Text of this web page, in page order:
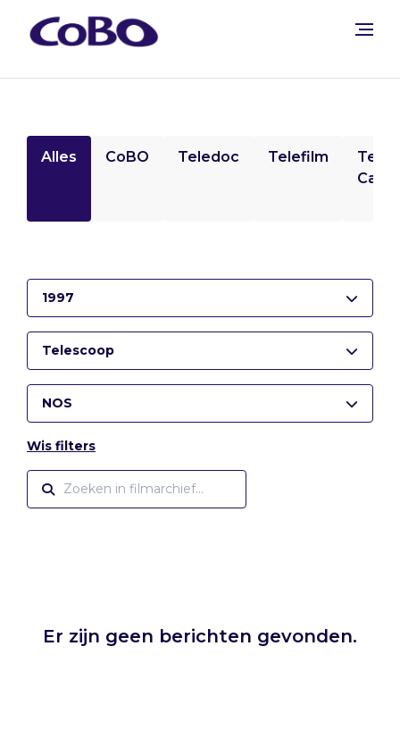
Alles CoBO Teledoc Telefilm
1997
Telescoop
NOS
Wis filters
Er zijn geen berichten gevonden.